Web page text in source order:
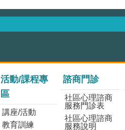
活動/課程專
區
講座/活動
教育訓練
諮商門診
社區心理諮商
服務門診表
社區心理諮商
服務說明